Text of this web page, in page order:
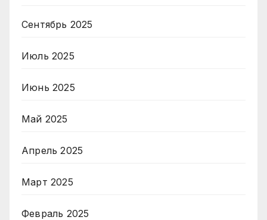
Сентябрь 2025
Июль 2025
Июнь 2025
Май 2025
Апрель 2025
Март 2025
Февраль 2025